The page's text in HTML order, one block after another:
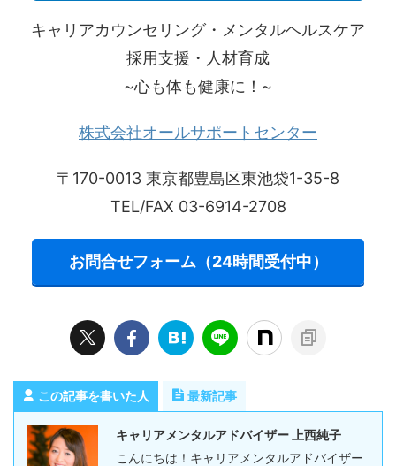
キャリアカウンセリング・メンタルヘルスケア
採用支援・人材育成
~心も体も健康に！~
株式会社オールサポートセンター
〒170-0013 東京都豊島区東池袋1-35-8
TEL/FAX 03-6914-2708
お問合せフォーム（24時間受付中）
この記事を書いた人 最新記事
キャリアメンタルアドバイザー 上西純子
こんにちは！キャリアメンタルアドバイザー